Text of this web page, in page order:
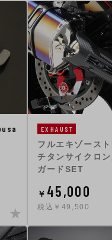
EXHAUST
フルエキゾース
チタンサイクロ
ガードSET
￥ 45,000
税込￥49,500